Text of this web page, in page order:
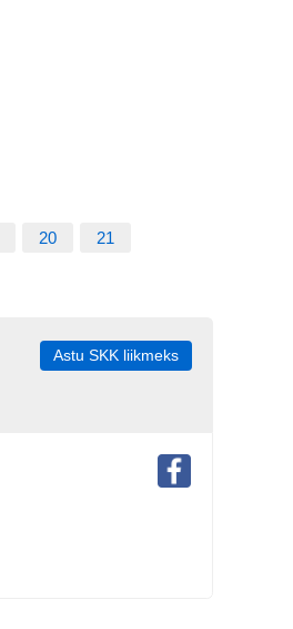
20
21
Astu SKK liikmeks